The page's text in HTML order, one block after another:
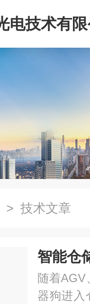
电技术有
> 技术文章
随着
器狗进入